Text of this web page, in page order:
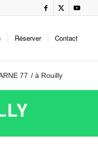
Réserver Contact
77 / à Rouilly